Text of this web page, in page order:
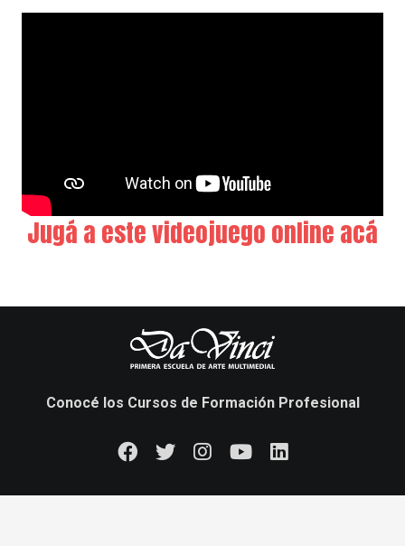
Jugá a este videojuego online acá
Conocé los Cursos de Formación Profesional